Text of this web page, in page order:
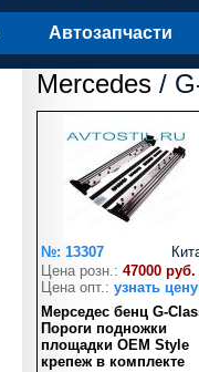
Автозапчасти
Mercedes /
№: 13307
Цена розн.: 47000 руб.
Цена опт.: узнать цену
Мерседес бенц G-
Пороги подножки
площадки OEM Style
крепеж в комплекте